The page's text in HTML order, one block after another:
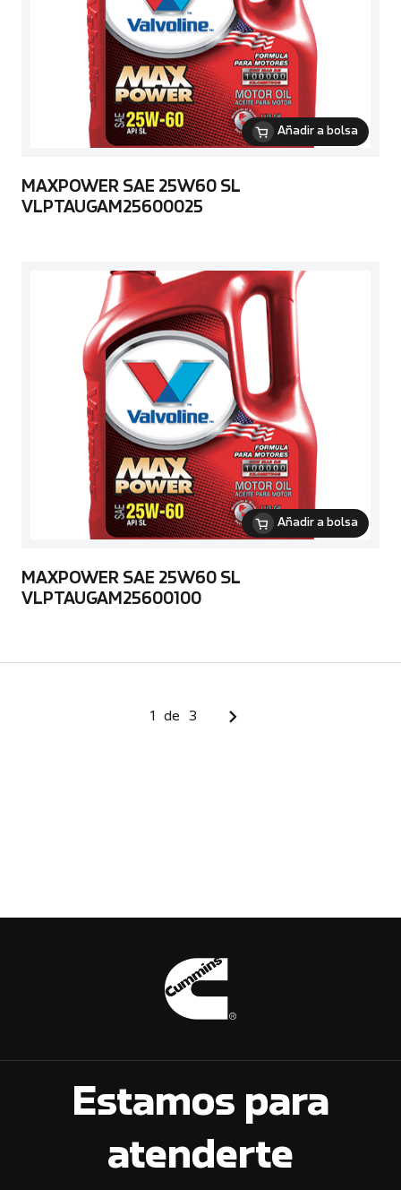
Añadir a bolsa
MAXPOWER SAE 25W60 SL
VLPTAUGAM25600025
Añadir a bolsa
MAXPOWER SAE 25W60 SL
VLPTAUGAM25600100
1 de 3
Estamos para
atenderte